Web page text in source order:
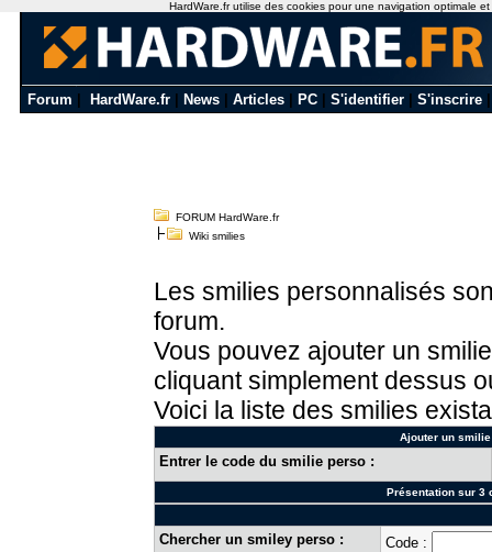
Forum HardWare.fr News Articles PC S'identifier S'inscrire
FORUM HardWare.fr
Wiki smilies
Les smilies personnalisés
forum.
Vous pouvez ajouter un
cliquant simplement dessus
Voici la liste des smilies
Ajouter un
Entrer le code du smilie perso :
Présentation sur 3
Chercher un smiley perso : Code :
HardWare.fr utilise des cookies pour une navigation optimale